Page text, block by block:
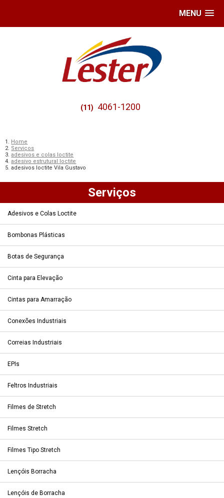
MENU
(11) 4061-1200
Home
Serviços
adesivos e colas loctite
adesivo estrutural loctite
adesivos loctite Vila Gustavo
Serviços
Adesivos e Colas Loctite
Bombonas Plásticas
Botas de Segurança
Cinta para Elevação
Cintas para Amarração
Conexões Industriais
Correias Industriais
EPIs
Feltros Industriais
Filmes de Stretch
Filmes Stretch
Filmes Tipo Stretch
Lençóis Borracha
Lençóis de Borracha